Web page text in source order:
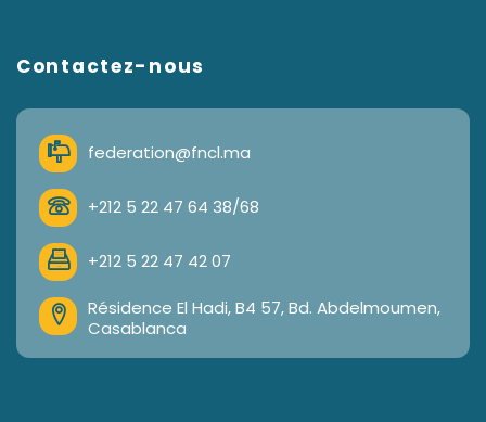
Contactez-nous
federation@fncl.ma
+212 5 22 47 64 38/68
+212 5 22 47 42 07
Résidence El Hadi, B4 57, Bd. Abdelmoumen,
Casablanca